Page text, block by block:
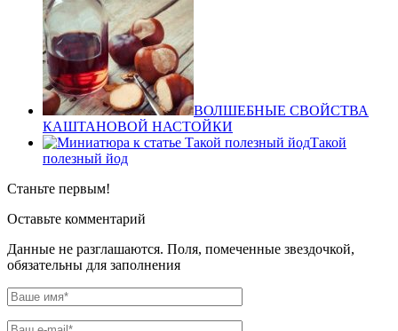
ВОЛШЕБНЫЕ СВОЙСТВА
КАШТАНОВОЙ НАСТОЙКИ
Такой
полезный йод
Станьте первым!
Оставьте комментарий
Данные не разглашаются. Поля, помеченные звездочкой,
обязательны для заполнения